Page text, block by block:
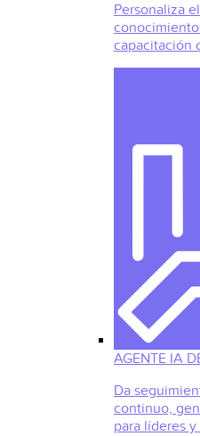
Personaliza
capacitación
AGENTE IA
Da
continuo,
para líderes y